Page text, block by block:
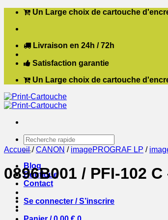
Passer
contenu
Un Large choix de cartouche
Livraison en 24h / 72h
Satisfaction garantie
Un Large choix de cartouche
Recherche
pour :
Blog
Boutique
Contact
Se connecter / S’inscrire
Accueil / CANON / imagePROGRAF LP /
0896B001 / PFI-102